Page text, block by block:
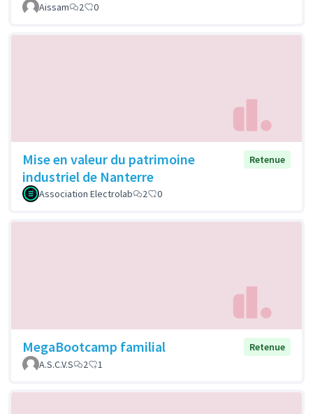
Aissam
2 0
Mise en valeur du patrimoine
industriel de Nanterre
Retenue
Association Electrolab 2 0
MegaBootcamp familial
Retenue
A.S.C.V.S
2 1